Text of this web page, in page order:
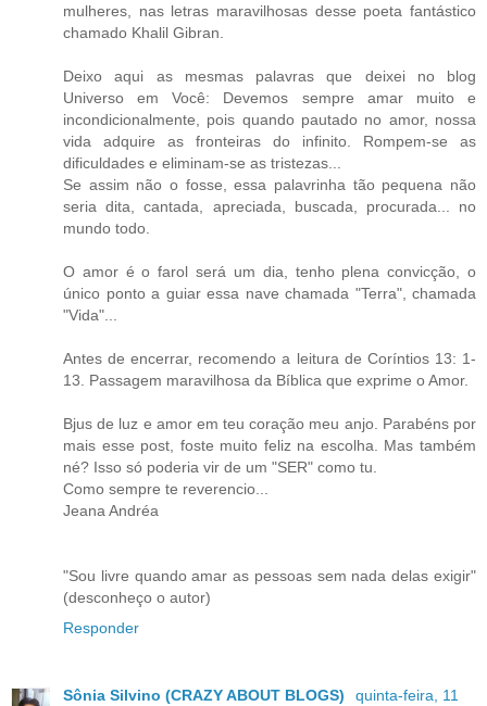
mulheres, nas letras maravilhosas desse poeta fantástico
chamado Khalil Gibran.
Deixo aqui as mesmas palavras que deixei no blog
Universo em Você: Devemos sempre amar muito e
incondicionalmente, pois quando pautado no amor, nossa
vida adquire as fronteiras do infinito. Rompem-se as
dificuldades e eliminam-se as tristezas...
Se assim não o fosse, essa palavrinha tão pequena não
seria dita, cantada, apreciada, buscada, procurada... no
mundo todo.
O amor é o farol será um dia, tenho plena convicção, o
único ponto a guiar essa nave chamada "Terra", chamada
"Vida"...
Antes de encerrar, recomendo a leitura de Coríntios 13: 1-
13. Passagem maravilhosa da Bíblica que exprime o Amor.
Bjus de luz e amor em teu coração meu anjo. Parabéns por
mais esse post, foste muito feliz na escolha. Mas também
né? Isso só poderia vir de um "SER" como tu.
Como sempre te reverencio...
Jeana Andréa
"Sou livre quando amar as pessoas sem nada delas exigir"
(desconheço o autor)
Responder
Sônia Silvino (CRAZY ABOUT BLOGS) quinta-feira, 11